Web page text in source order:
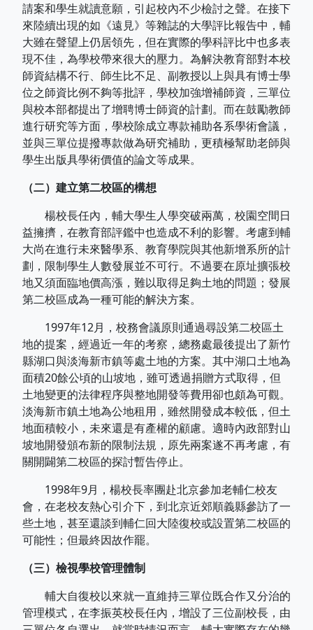
請案和學生就讀意願，引起校內不少檢討之聲。在接下
來陸續出現的如《遠見》等雜誌的大學評比報告中，輔
大雖在聲望上仍居領先，但在實際的學科評比中也多表
現不佳，為學校帶來很大的壓力。為解決教育部對本校
師資結構不行、師生比不足、副教授以上與具有博士學
位之師資比例不夠等批評，學校加強增補師資，三單位
與校本部都提出了增聘博士師資的計劃。而在鼓勵教師
進行研究等方面，學校除成立專款補助各系學術會議，
並與三單位提撥專款做為研究補助，更積極幫助老師與
學生出版具學術價值的論文等成果。
（二）建立第二校區的構想
楊校長任內，輔大學生人學突破兩萬，校園空間日
益擁擠，在教育部評鑑中也造成不利的影響。考慮到輔
大尚在進行未來醫學系、教育學院與其他新增系所的計
劃，限制學生人數發展並不可行。不過要在原址擴張校
地又須面臨地價高漲，難以取得足夠土地的問題；發展
第二校區成為一種可能的解決方案。
1997年12月，校務會議原則通過尋設第二校區土
地的提案，經過近一年的考察，總務處最後提出了新竹
縣湖口與淡海新市鎮等處土地的方案。其中湖口土地為
面積20餘公頃的山坡地，雖可透過捐贈方式取得，但
土地變更的法律程序與整地開發等費用卻也頗為可觀。
淡海新市鎮土地為公地租用，雖然開發成本較低，但土
地面積較小，未來還是有產權的顧慮。適時內政部對山
坡地開發頒布新的限制法規，原先兩案遂不再考慮，有
關開闢第二校區的探討暫告停止。
1998年9月，楊校長率團赴北京參加老輔仁校友
會，在老校友熱心引介下，到北京近郊順義縣參訪了一
些土地，甚至還談到輔仁回大陸復校或設置第二校區的
可能性；但最終因故作罷。
（三）檢視學校管理體制
輔大自復校以來就一直維持三單位既合作又分治的
管理模式，在李振英校長任內，增設了三位副校長，由